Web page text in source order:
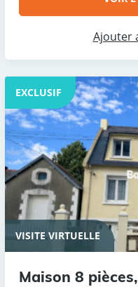
Ajouter
EXCLUSIF
VISITE VIRTUELLE
Maison 8